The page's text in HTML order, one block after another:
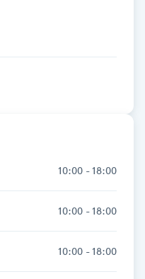
10:00 - 18:00
10:00 - 18:00
10:00 - 18:00